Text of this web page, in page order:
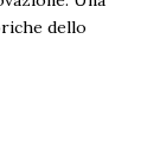
dello